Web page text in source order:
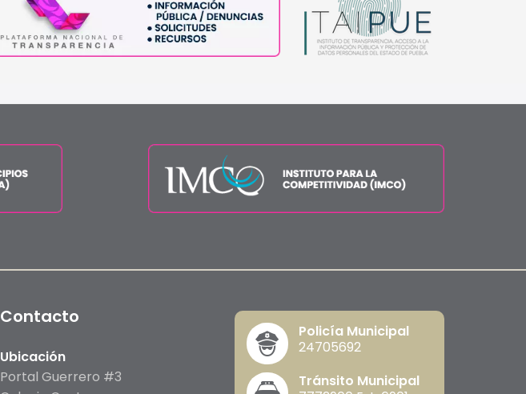
Contacto
Ubicación
Portal Guerrero #3
Policía Municipal
24705692
Tránsito Municipal